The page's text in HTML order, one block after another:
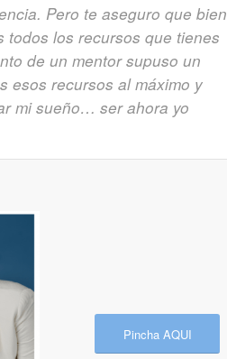
Pero te aseguro que bien
todos los recursos que tienes
de un mentor supuso un
esos recursos al máximo y
mi sueño… ser ahora yo
Pincha AQUI